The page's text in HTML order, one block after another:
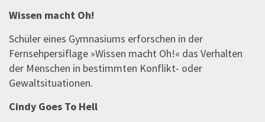
Wissen macht Oh!
Schüler eines Gymnasiums erforschen in der
Fernsehpersiflage »Wissen macht Oh!« das Verhalten
der Menschen in bestimmten Konflikt- oder
Gewaltsituationen.
Cindy Goes To Hell